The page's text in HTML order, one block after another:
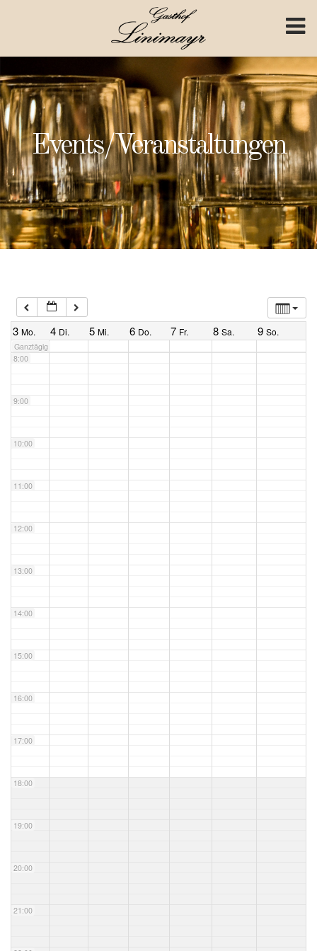
Events/Veranstaltungen
3 Mo. 4 Di. 5 Mi. 6 Do. 7 Fr. 8 Sa. 9 So.
Ganztägig
2:00
3:00
4:00
5:00
7:00
8:00
9:00
10:00
11:00
12:00
13:00
14:00
15:00
16:00
17:00
18:00
19:00
20:00
21:00